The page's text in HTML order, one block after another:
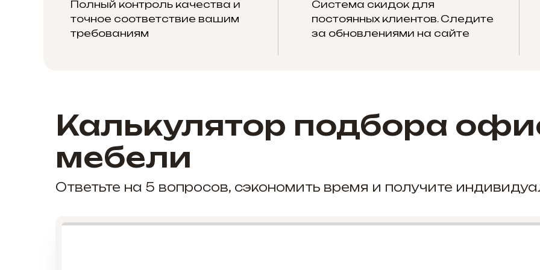
Полный контроль качества и
точное соответствие вашим
требованиям
Система скидок для
постоянных клиентов. Следите
за обновлениями на сайте
Калькулятор подбора
мебели
Ответьте на 5 вопросов, сэкономить время и получите